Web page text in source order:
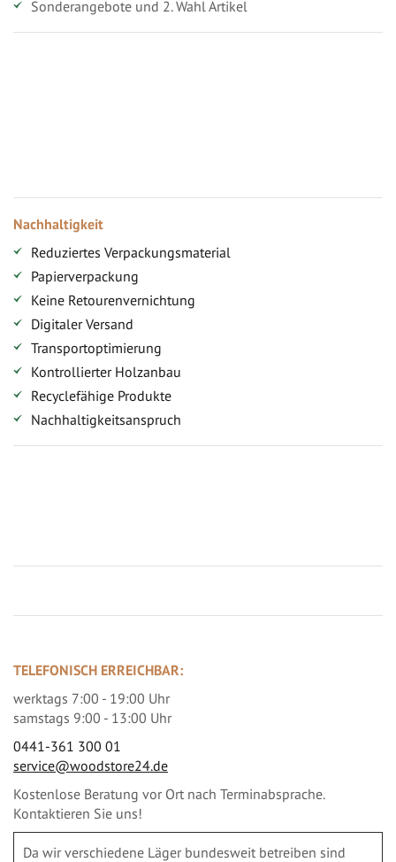
Sonderangebote und 2. Wahl Artikel
Nachhaltigkeit
Reduziertes Verpackungsmaterial
Papierverpackung
Keine Retourenvernichtung
Digitaler Versand
Transportoptimierung
Kontrollierter Holzanbau
Recyclefähige Produkte
Nachhaltigkeitsanspruch
TELEFONISCH ERREICHBAR:
werktags 7:00 - 19:00 Uhr
samstags 9:00 - 13:00 Uhr
0441-361 300 01
service@woodstore24.de
Kostenlose Beratung vor Ort nach Terminabsprache.
Kontaktieren Sie uns!
Da wir verschiedene Läger bundesweit betreiben sind